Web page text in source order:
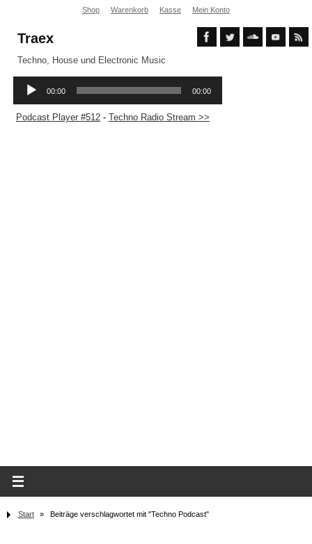
Shop Warenkorb Kasse Mein Konto
Traex
Techno, House und Electronic Music
Podcast Player #512- Techno Radio Stream >>
Start » Beiträge verschlagwortet mit "Techno Podcast"